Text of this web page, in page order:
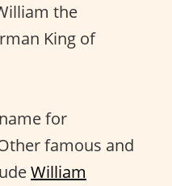
the
King of
for
famous and
William